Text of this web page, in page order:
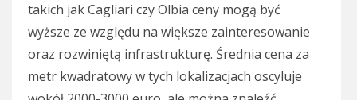
takich jak Cagliari czy Olbia ceny mogą być
wyższe ze względu na większe zainteresowanie
oraz rozwiniętą infrastrukturę. Średnia cena za
metr kwadratowy w tych lokalizacjach oscyluje